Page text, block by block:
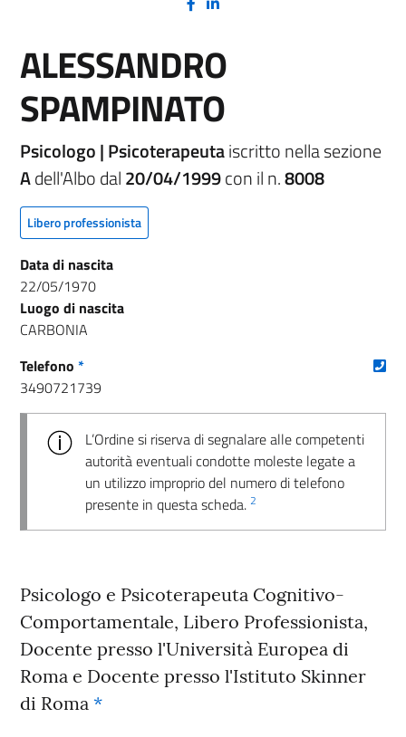
ALESSANDRO
SPAMPINATO
Psicologo | Psicoterapeutaiscritto nella sezione
Adell'Albo dal20/04/1999con il n.8008
Libero professionista
Data di nascita
22/05/1970
Luogo di nascita
CARBONIA
Telefono *
3490721739
L’Ordine si riserva di segnalare alle competenti
autorità eventuali condotte moleste legate a
un utilizzo improprio del numero di telefono
presente in questa scheda. 2
Psicologo e Psicoterapeuta Cognitivo-
Comportamentale, Libero Professionista,
Docente presso l'Università Europea di
Roma e Docente presso l'Istituto Skinner
di Roma *